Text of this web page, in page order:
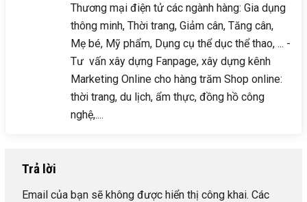
Thương mại điện tử các ngành hàng: Gia dụng
thông minh, Thời trang, Giảm cân, Tăng cân,
Mẹ bé, Mỹ phẩm, Dụng cụ thể dục thể thao, ... -
Tư vấn xây dựng Fanpage, xây dựng kênh
Marketing Online cho hàng trăm Shop online:
thời trang, du lịch, ẩm thực, đồng hồ công
nghệ,....
Trả lời
Email của bạn sẽ không được hiển thị công khai. Các